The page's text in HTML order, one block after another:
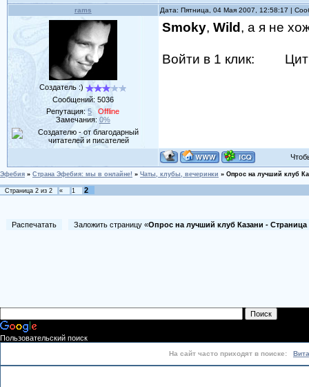
rams Дата: Пятница, 04 Мая 2007, 12:58:17 |
Создатель :)
Сообщений: 5036
Репутация:5
Offline
Замечания: 0%
Smoky, Wild , а я не
Войти в 1 клик:
Эфебия » Страна Эфебия: мы в онлайне! » Чаты, клубы, вечеринки » Опрос на лучший клуб
Страница 2 из 2 « 1 2
Распечатать Заложить страницу «Опрос на лучший клуб Казани -
Пользовательский поиск
На сайт часто приходят в поиске: